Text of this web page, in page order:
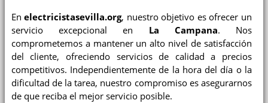
Enelectricistasevilla.org, nuestro objetivo es ofrecer un
servicio excepcional en La Campana. Nos
comprometemos a mantener un alto nivel de satisfacción
del cliente, ofreciendo servicios de calidad a precios
competitivos. Independientemente de la hora del día o la
dificultad de la tarea, nuestro compromiso es asegurarnos
de que reciba el mejor servicio posible.